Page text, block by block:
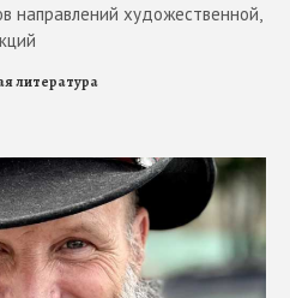
направлений художественной,
литература